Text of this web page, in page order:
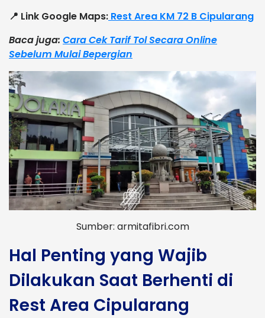
📍 Link Google Maps: Rest Area KM 72 B Cipularang
Baca juga: Cara Cek Tarif Tol Secara Online
Sebelum Mulai Bepergian
Sumber: armitafibri.com
Hal Penting yang Wajib
Dilakukan Saat Berhenti di
Rest Area Cipularang